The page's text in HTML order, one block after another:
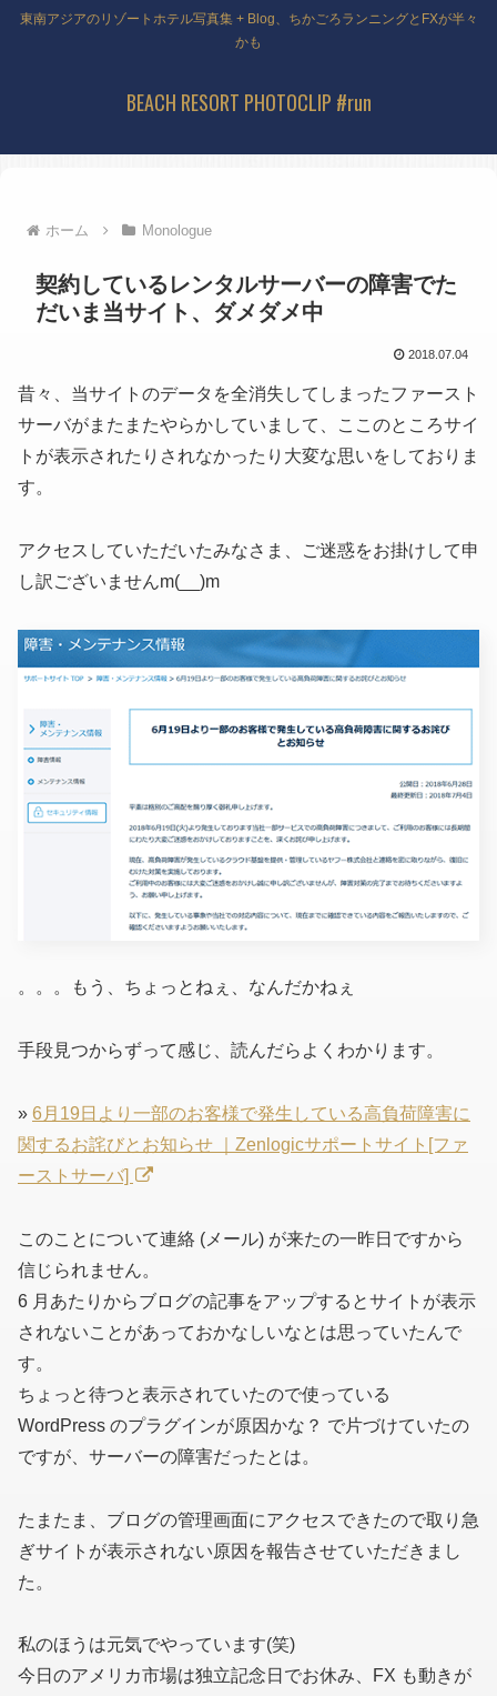
東南アジアのリゾートホテル写真集 + Blog、ちかごろランニングとFXが半々
かも
BEACH RESORT PHOTOCLIP #run
ホーム Monologue
契約しているレンタルサーバーの障害でた
だいま当サイト、ダメダメ中
2018.07.04
昔々、当サイトのデータを全消失してしまったファースト
サーバがまたまたやらかしていまして、ここのところサイ
トが表示されたりされなかったり大変な思いをしておりま
す。
アクセスしていただいたみなさま、ご迷惑をお掛けして申
し訳ございませんm(__)m
。。。もう、ちょっとねぇ、なんだかねぇ
手段見つからずって感じ、読んだらよくわかります。
» 6月19日より一部のお客様で発生している高負荷障害に
関するお詫びとお知らせ ｜Zenlogicサポートサイト[ファ
ーストサーバ]
このことについて連絡 (メール) が来たの一昨日ですから
信じられません。
6 月あたりからブログの記事をアップするとサイトが表示
されないことがあっておかなしいなとは思っていたんで
す。
ちょっと待つと表示されていたので使っている
WordPress のプラグインが原因かな？ で片づけていたの
ですが、サーバーの障害だったとは。
たまたま、ブログの管理画面にアクセスできたので取り急
ぎサイトが表示されない原因を報告させていただきまし
た。
私のほうは元気でやっています(笑)
今日のアメリカ市場は独立記念日でお休み、FX も動きが